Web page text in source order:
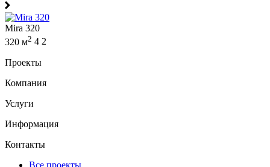
Mira 320
320 м2 4 2
Проекты
Компания
Услуги
Информация
Контакты
Все проекты